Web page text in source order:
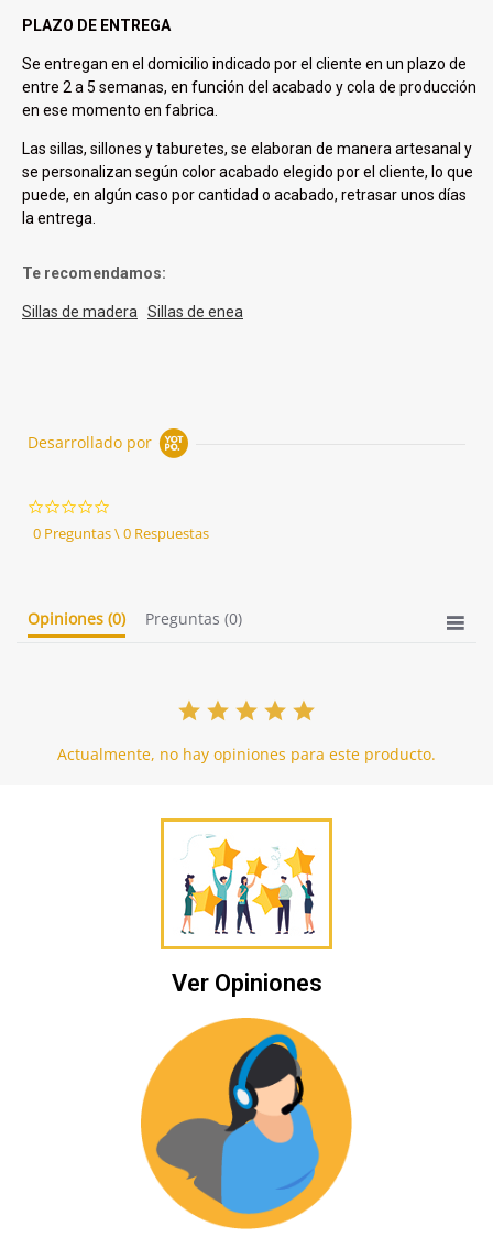
PLAZO DE ENTREGA
Se entregan en el domicilio indicado por el cliente en un plazo de
entre 2 a 5 semanas, en función del acabado y cola de producción
en ese momento en fabrica.
Las sillas, sillones y taburetes, se elaboran de manera artesanal y
se personalizan según color acabado elegido por el cliente, lo que
puede, en algún caso por cantidad o acabado, retrasar unos días
la entrega.
Te recomendamos:
Sillas de madera Sillas de enea
Desarrollado por
star
rating
0 Preguntas \ 0 Respuestas
Opiniones (0) Preguntas (0)
Actualmente, no hay opiniones para este producto.
Ver Opiniones